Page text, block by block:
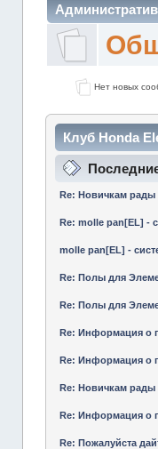
Нет новых
Клуб Honda
Re: Новичкам рады
Re: molle pan[EL] -
molle pan[EL] -
Re: Полы для
Re: Полы для
Re: Информация о
Re: Информация о
Re: Новичкам рады
Re: Информация о
Re: Пожалуйста